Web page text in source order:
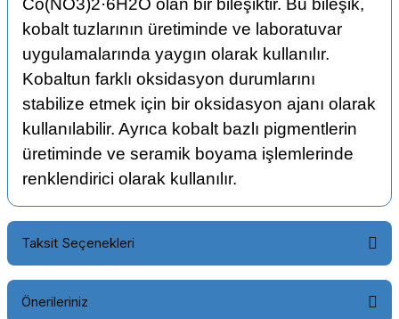
Co(NO3)2·6H2O olan bir bileşiktir. Bu bileşik,
kobalt tuzlarının üretiminde ve laboratuvar
uygulamalarında yaygın olarak kullanılır.
Kobaltun farklı oksidasyon durumlarını
stabilize etmek için bir oksidasyon ajanı olarak
kullanılabilir. Ayrıca kobalt bazlı pigmentlerin
üretiminde ve seramik boyama işlemlerinde
renklendirici olarak kullanılır.
Taksit Seçenekleri
Önerileriniz